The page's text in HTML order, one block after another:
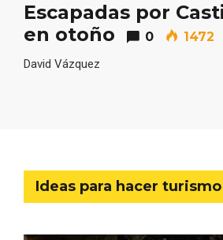
Escapadas por
en otoño
0 1472
David Vázquez
Ideas para hacer turismo